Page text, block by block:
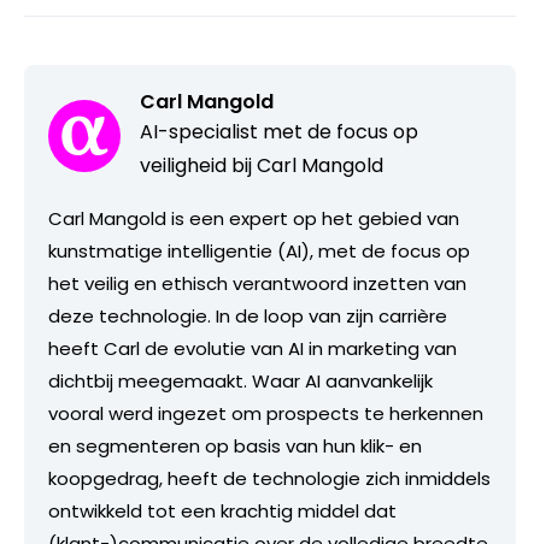
Carl Mangold
AI-specialist met de focus op
veiligheid bij Carl Mangold
Carl Mangold is een expert op het gebied van
kunstmatige intelligentie (AI), met de focus op
het veilig en ethisch verantwoord inzetten van
deze technologie. In de loop van zijn carrière
heeft Carl de evolutie van AI in marketing van
dichtbij meegemaakt. Waar AI aanvankelijk
vooral werd ingezet om prospects te herkennen
en segmenteren op basis van hun klik- en
koopgedrag, heeft de technologie zich inmiddels
ontwikkeld tot een krachtig middel dat